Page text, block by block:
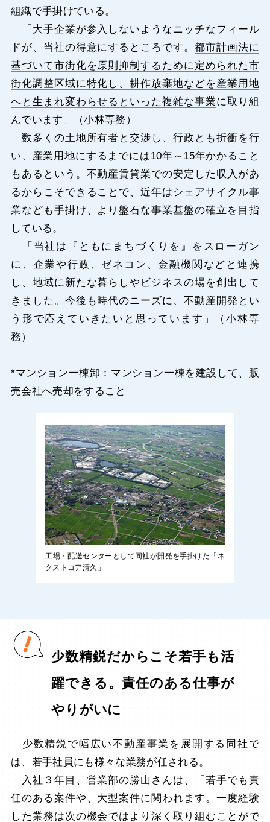
組織で手掛けている。
「大手企業が参入しないようなニッチなフィール
ドが、当社の得意にするところです。都市計画法に
基づいて市街化を原則抑制するために定められた市
街化調整区域に特化し、耕作放棄地などを産業用地
へと生まれ変わらせるといった複雑な事業に取り組
んでいます」（小林専務）
数多くの土地所有者と交渉し、行政とも折衝を行
い、産業用地にするまでには10年～15年かかること
もあるという。不動産賃貸業での安定した収入があ
るからこそできることで、近年はシェアサイクル事
業なども手掛け、より盤石な事業基盤の確立を目指
している。
「当社は『ともにまちづくりを』をスローガン
に、企業や行政、ゼネコン、金融機関などと連携
し、地域に新たな暮らしやビジネスの場を創出して
きました。今後も時代のニーズに、不動産開発とい
う形で応えていきたいと思っています」（小林専
務）
*マンション一棟卸：マンション一棟を建設して、販
売会社へ売却をすること
工場・配送センターとして同社が開発を手掛けた「ネ
クストコア清久」
少数精鋭だからこそ若手も活
躍できる。責任のある仕事が
やりがいに
少数精鋭で幅広い不動産事業を展開する同社で
は、若手社員にも様々な業務が任される。
入社３年目、営業部の勝山さんは、「若手でも責
任のある案件や、大型案件に関われます。一度経験
した業務は次の機会ではより深く取り組むことがで